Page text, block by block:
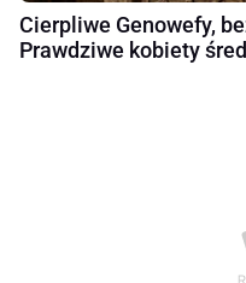
Cierpliwe Genowefy,
Prawdziwe kobiety